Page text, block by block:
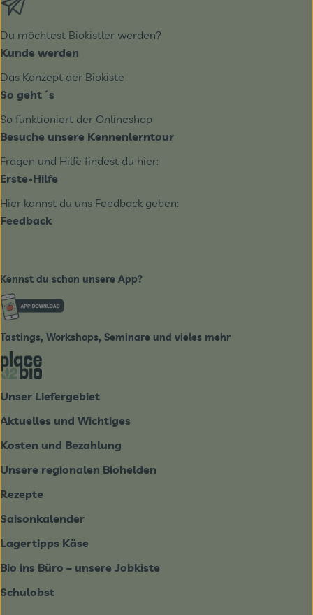
Du möchtest Biokistler werden?
Kunde werden
Das Konzept der Biokiste
So geht´s
So funktioniert der Onlineshop
Besuche unsere Kennenlerntour
Fragen und Hilfe findest du hier:
Erste-Hilfe
Hier kannst du uns Feedback geben:
Feedback
Kennst du schon unsere App?
Externer Link zu https://www.biobote-
Tastings, Workshops, Seminare und vieles mehr
Externer Link zu https://place2bio.de/
Unser Liefergebiet
Aktuelles und Wichtiges
Kosten und Bezahlung
Unsere regionalen Biohelden
Rezepte
Saisonkalender
Lagertipps Käse
Bio ins Büro – unsere Jobkiste
Schulobst